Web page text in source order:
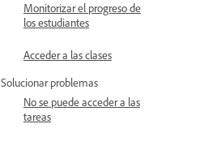
Monitorizar el progreso de
los estudiantes
Acceder a las clases
Solucionar problemas
No se puede acceder a las
tareas